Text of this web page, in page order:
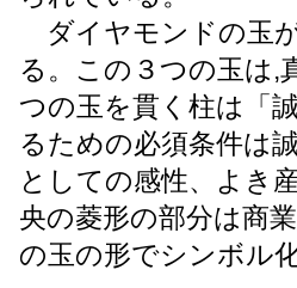
ダイヤモンドの玉
る。この３つの玉は,
つの玉を貫く柱は「
るための必須条件は
としての感性、よき
央の菱形の部分は商
の玉の形でシンボル